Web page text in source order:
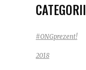
CATEGORII
#ONGprezent!
2018